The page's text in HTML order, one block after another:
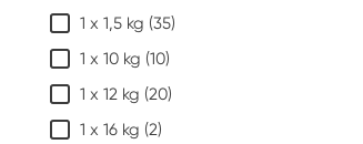
1 x 1,5 kg (35)
1 x 10 kg (10)
1 x 12 kg (20)
1 x 16 kg (2)